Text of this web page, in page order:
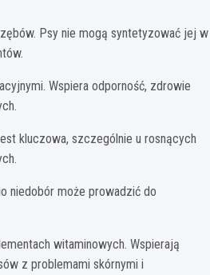
Psy nie mogą syntetyzować jej w
Wspiera odporność, zdrowie
kluczowa, szczególnie u rosnących
niedobór może prowadzić do
witaminowych. Wspierają
z problemami skórnymi i